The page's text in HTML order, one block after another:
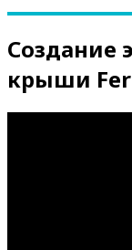
Создание
крыши